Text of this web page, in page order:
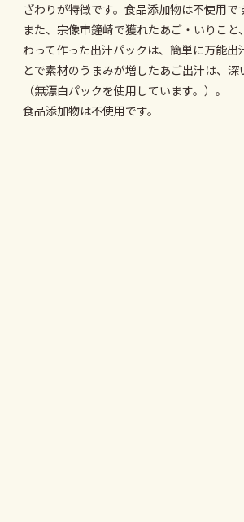
ざわりが特徴です。食品添加物は不使用で
また、宗像市鐘崎で獲れたあご・いりこ
わって作った出汁パックは、簡単に万能
とで素材のうまみが増したあご出汁は、
（無漂白パックを使用しています。）。
食品添加物は不使用です。